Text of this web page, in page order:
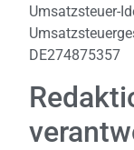
DE274875357